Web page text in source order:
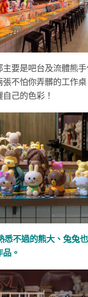
主要是吧台及流體熊
張不怕你弄髒的工作
己的色彩！
悉不過的熊大、兔兔
。